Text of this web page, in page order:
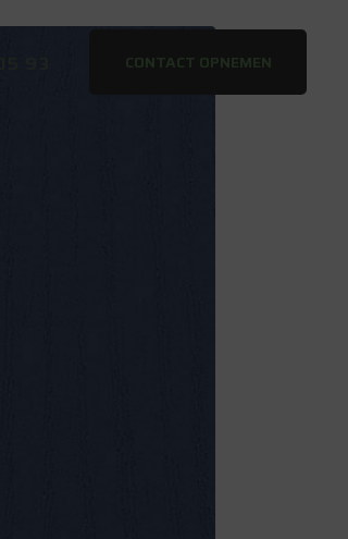
CONTACT OPNEMEN